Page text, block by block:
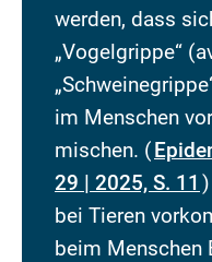
werden, dass
„Vogelgrippe“
im Menschen
mischen. (
29 | 2025, S. 11
bei Tieren
beim Menschen